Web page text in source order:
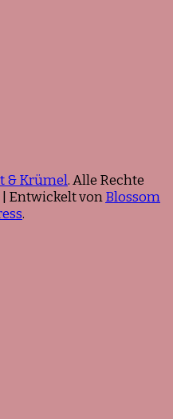
& Krümel. Alle Rechte
Entwickelt vonBlossom
.